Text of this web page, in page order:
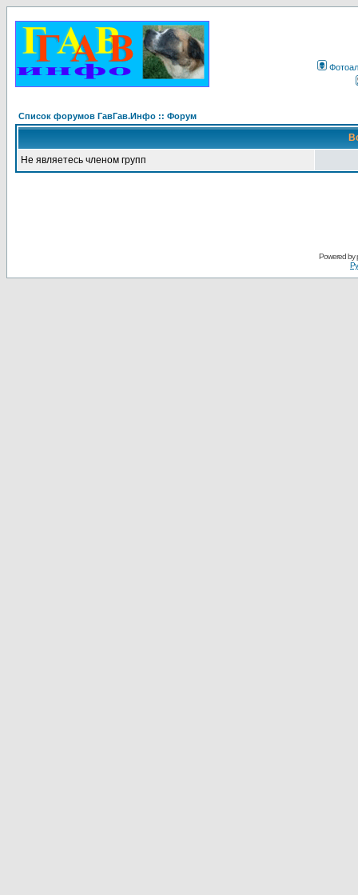
Список форумов ГавГав.Инфо :: Форум
Не являетесь членом групп
Powered by